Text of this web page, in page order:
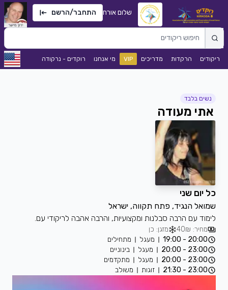
שלום אורח התחבר/הרשם
ריקודים הרקדות מדריכים VIP מי אנחנו רוקדים - נרקודה
נשים בלבד
אתי מעודה
כל יום שני
שמואל הנגיד, פתח תקווה, ישראל
לימוד עם הרבה סבלנות ומקצועיות, והרבה אהבה לריקודי עם.
מחיר: 40₪
מזגן: כן
20:00 - 19:00
מעגל
מתחילים
23:00 - 20:00
מעגל
בינוניים
23:00 - 20:00
מעגל
מתקדמים
23:00 - 21:30
זוגות משולב